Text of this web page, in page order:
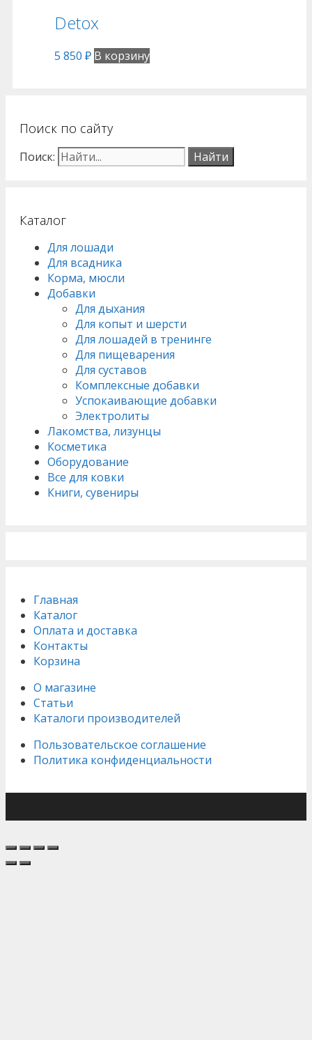
Detox
5 850 ₽ В корзину
Поиск по сайту
Поиск:
Каталог
Для лошади
Для всадника
Корма, мюсли
Добавки
Для дыхания
Для копыт и шерсти
Для лошадей в тренинге
Для пищеварения
Для суставов
Комплексные добавки
Успокаивающие добавки
Электролиты
Лакомства, лизунцы
Косметика
Оборудование
Все для ковки
Книги, сувениры
Главная
Каталог
Оплата и доставка
Контакты
Корзина
О магазине
Статьи
Каталоги производителей
Пользовательское соглашение
Политика конфиденциальности